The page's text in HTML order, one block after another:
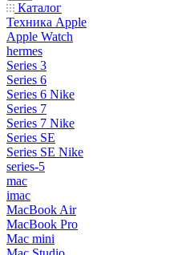
Каталог
Техника Apple
Apple Watch
hermes
Series 3
Series 6
Series 6 Nike
Series 7
Series 7 Nike
Series SE
Series SE Nike
series-5
mac
imac
MacBook Air
MacBook Pro
Mac mini